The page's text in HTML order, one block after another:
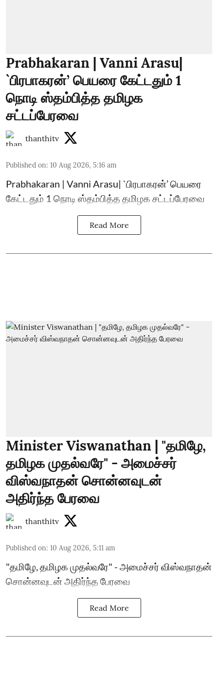
Prabhakaran | Vanni Arasu|
`பிரபாகரன்’ பெயரை கேட்டதும் 1
நொடி ஸ்தம்பித்த தமிழக
சட்டப்பேரவை
thanthitv
Published on: 10 Aug 2026, 5:16 am
Prabhakaran | Vanni Arasu| `பிரபாகரன்’ பெயரை
கேட்டதும் 1 நொடி ஸ்தம்பித்த தமிழக சட்டப்பேரவை
Read More
Minister Viswanathan | "தமிழே,
தமிழக முதல்வரே" - அமைச்சர்
விஸ்வநாதன் சொன்னவுடன்
அதிர்ந்த பேரவை
thanthitv
Published on: 10 Aug 2026, 5:11 am
"தமிழே, தமிழக முதல்வரே" - அமைச்சர் விஸ்வநாதன்
சொன்னவுடன் அதிர்ந்த பேரவை
Read More